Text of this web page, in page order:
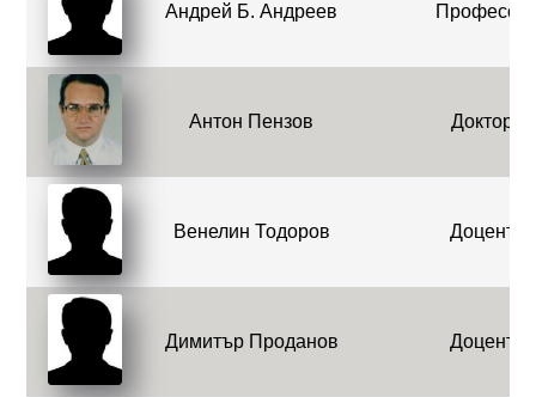
Андрей Б. Андреев Професор
Антон Пензов Доктор
Венелин Тодоров Доцент
Димитър Проданов Доцент